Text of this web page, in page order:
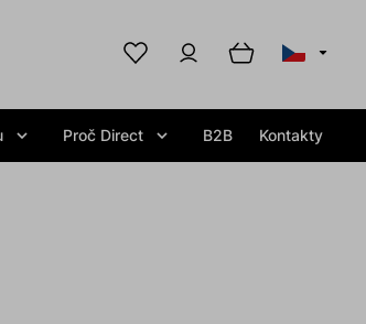
Proč Direct B2B Kontakty